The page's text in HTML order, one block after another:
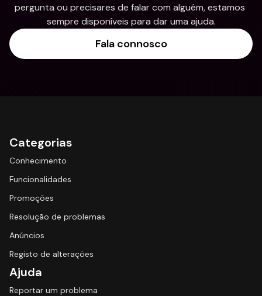
pergunta ou precisares de falar com alguém, estamos
sempre disponíveis para dar uma ajuda.
Fala connosco
Categorias
Conhecimento
Funcionalidades
Promoções
Resolução de problemas
Anúncios
Registo de alterações
Ajuda
Reportar um problema